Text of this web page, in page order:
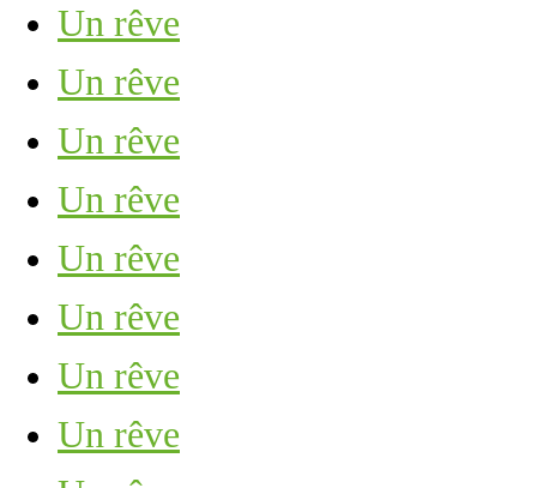
Un rêve
Un rêve
Un rêve
Un rêve
Un rêve
Un rêve
Un rêve
Un rêve